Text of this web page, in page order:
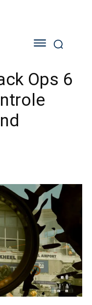
Ops 6